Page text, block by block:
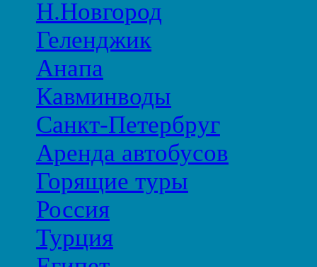
Н.Новгород
Геленджик
Анапа
Кавминводы
Санкт-Петербруг
Аренда автобусов
Горящие туры
Россия
Турция